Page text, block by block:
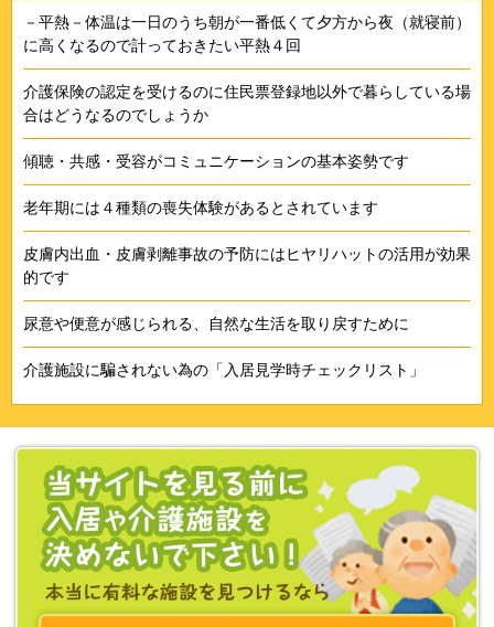
－平熱－体温は一日のうち朝が一番低くて夕方から夜（就寝前）
に高くなるので計っておきたい平熱４回
介護保険の認定を受けるのに住民票登録地以外で暮らしている場
合はどうなるのでしょうか
傾聴・共感・受容がコミュニケーションの基本姿勢です
老年期には４種類の喪失体験があるとされています
皮膚内出血・皮膚剥離事故の予防にはヒヤリハットの活用が効果
的です
尿意や便意が感じられる、自然な生活を取り戻すために
介護施設に騙されない為の「入居見学時チェックリスト」